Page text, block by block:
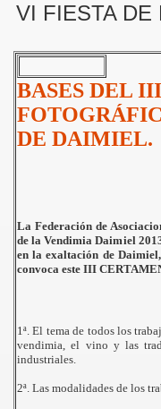
VI FIESTA DE
BASES DEL
DE DAIMIEL.
La Federación de
de la Vendimia Daimiel
en la exaltación de
convoca este III
1ª. El tema de todos los
vendimia, el vino y las
industriales.
2ª. Las modalidades de los